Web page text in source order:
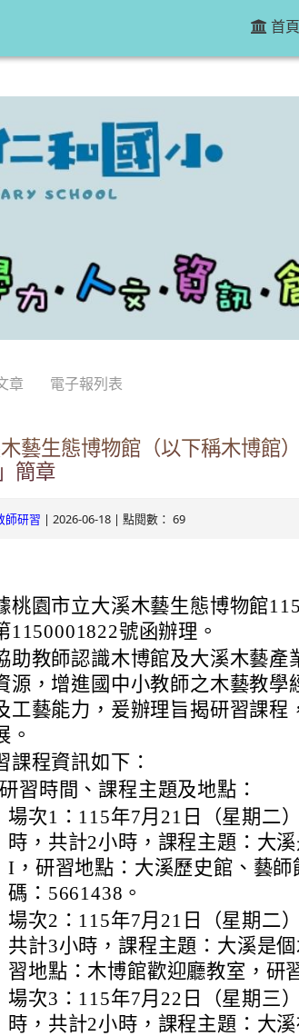
首頁
章 電子報列表
藝生態博物館（以下稱木博館
簡章
師研習 | 2026-06-18 | 點閱數： 69
桃園市立大溪木藝生態博物館
1150001822號函辦理。
助教師認識木博館及大溪木藝產
源，增進國中小教師之木藝教學
工藝能力，爰辦理旨揭研習課程
。
課程資訊如下：
研習時間、課程主題及地點：
場次1：115年7月21日（星期二
時，共計2小時，課程主題：大
I，研習地點：大溪歷史館、藝
碼：5661438。
場次2：115年7月21日（星期二
共計3小時，課程主題：大溪是
習地點：木博館歡迎廳教室，研
場次3：115年7月22日（星期三
時，共計2小時，課程主題：大
mail.rhps.tyc.edu.tw/info/
mail.rhps.tyc.edu.tw/113/
TYDRP/Index.aspx
TYESS/web/#/
ServiceLogin?
mail.google.com/mail/
mail.rhps.tyc.edu.tw/stu/
spreadsheets/d/
index.php
drive/folders/
@rhps02
tycx/modules/x_sitedestine/sitedestine.php